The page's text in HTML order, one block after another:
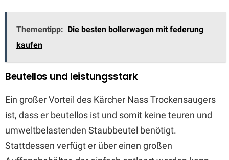
Thementipp: Die besten bollerwagen mit federung
kaufen
Beutellos und leistungsstark
Ein großer Vorteil des Kärcher Nass Trockensaugers
ist, dass er beutellos ist und somit keine teuren und
umweltbelastenden Staubbeutel benötigt.
Stattdessen verfügt er über einen großen